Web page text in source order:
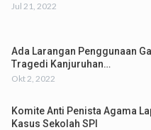
Jul 21, 2022
Ada Larangan Penggunaan
Tragedi Kanjuruhan…
Okt 2, 2022
Komite Anti Penista Agama
Kasus Sekolah SPI